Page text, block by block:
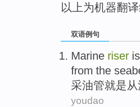
以上为机器翻
双语例句
Marine riser is
from the
采油管就是从
youdao